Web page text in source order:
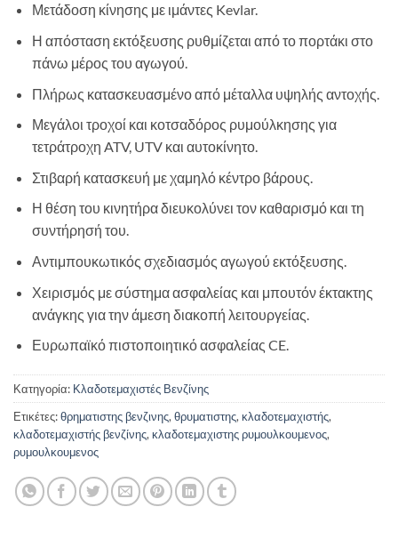
Μετάδοση κίνησης με ιμάντες Kevlar.
Η απόσταση εκτόξευσης ρυθμίζεται από το πορτάκι στο
πάνω μέρος του αγωγού.
Πλήρως κατασκευασμένο από μέταλλα υψηλής αντοχής.
Μεγάλοι τροχοί και κοτσαδόρος ρυμούλκησης για
τετράτροχη ATV, UTV και αυτοκίνητο.
Στιβαρή κατασκευή με χαμηλό κέντρο βάρους.
Η θέση του κινητήρα διευκολύνει τον καθαρισμό και τη
συντήρησή του.
Αντιμπουκωτικός σχεδιασμός αγωγού εκτόξευσης.
Χειρισμός με σύστημα ασφαλείας και μπουτόν έκτακτης
ανάγκης για την άμεση διακοπή λειτουργείας.
Ευρωπαϊκό πιστοποιητικό ασφαλείας CE.
Κατηγορία: Κλαδοτεμαχιστές Βενζίνης
Ετικέτες:θρηματιστης βενζινης, θρυματιστης, κλαδοτεμαχιστής,
κλαδοτεμαχιστής βενζίνης, κλαδοτεμαχιστης ρυμουλκουμενος,
ρυμουλκουμενος